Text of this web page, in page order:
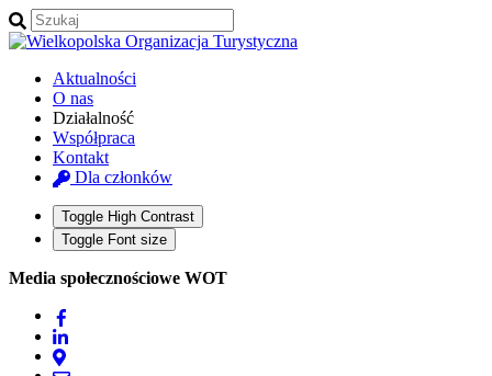
Aktualności
O nas
Działalność
Współpraca
Kontakt
Dla członków
Toggle High Contrast
Toggle Font size
Media społecznościowe WOT